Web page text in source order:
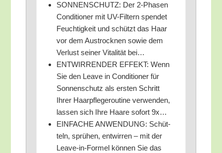
SONNENSCHUTZ: Der 2‑Phasen
Con­di­tio­ner mit UV-Fil­tern spen­det
Feuch­tig­keit und schützt das Haar
vor dem Aus­trock­nen sowie dem
Ver­lust sei­ner Vita­li­tät bei…
ENTWIRRENDER EFFEKT: Wenn
Sie den Lea­ve in Con­di­tio­ner für
Son­nen­schutz als ers­ten Schritt
Ihrer Haar­pfle­ge­rou­ti­ne ver­wen­den,
las­sen sich Ihre Haa­re sofort 9x…
EINFACHE ANWENDUNG: Schüt­
teln, sprü­hen, ent­wir­ren – mit der
Lea­ve-in-For­mel kön­nen Sie das